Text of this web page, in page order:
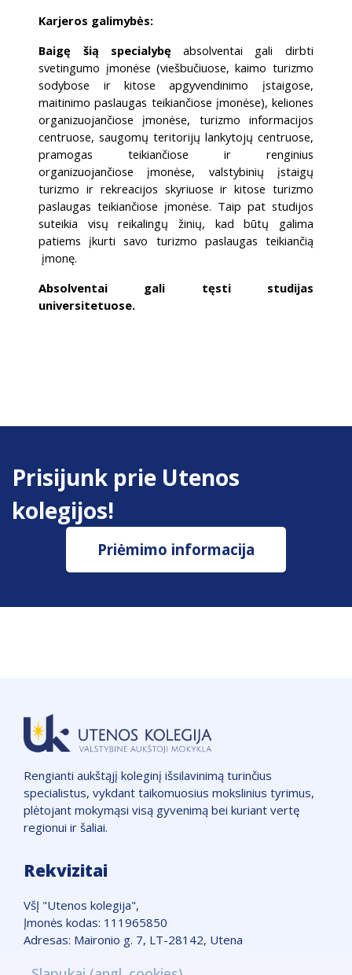
Karjeros galimybės:
Baigę šią specialybę absolventai gali dirbti
svetingumo įmonėse (viešbučiuose, kaimo turizmo
sodybose ir kitose apgyvendinimo įstaigose,
maitinimo paslaugas teikiančiose įmonėse), keliones
organizuojančiose įmonėse, turizmo informacijos
centruose, saugomų teritorijų lankytojų centruose,
pramogas teikiančiose ir renginius
organizuojančiose įmonėse, valstybinių įstaigų
turizmo ir rekreacijos skyriuose ir kitose turizmo
paslaugas teikiančiose įmonėse. Taip pat studijos
suteikia visų reikalingų žinių, kad būtų galima
patiems įkurti savo turizmo paslaugas teikiančią
įmonę.
Absolventai gali tęsti studijas
universitetuose.
Prisijunk prie Utenos
kolegijos!
Priėmimo informacija
Rengianti aukštąjį koleginį išsilavinimą turinčius
specialistus, vykdant taikomuosius mokslinius tyrimus,
plėtojant mokymąsi visą gyvenimą bei kuriant vertę
regionui ir šaliai.
Rekvizitai
VšĮ "Utenos kolegija",
Įmonės kodas: 111965850
Adresas: Maironio g. 7, LT-28142, Utena